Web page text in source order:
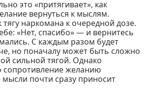
это «притягивает», как
вернуться к мыслям.
тягу наркомана к очередной дозе.
«Нет, спасибо» — и вернитесь
С каждым разом будет
но поначалу может быть сложно
сильной тягой. Однако
сопротивление желанию
почти сразу приносит